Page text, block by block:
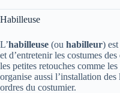
Habilleuse
L’habilleuse (ou habilleur)
et d’entretenir les costumes
les petites retouches comme
organise aussi l’installation
ordres du costumier.